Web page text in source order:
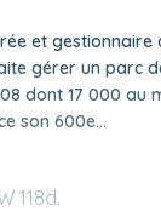
et gestionnaire
gérer un parc
dont 17 000 au
son 600e...
118d.